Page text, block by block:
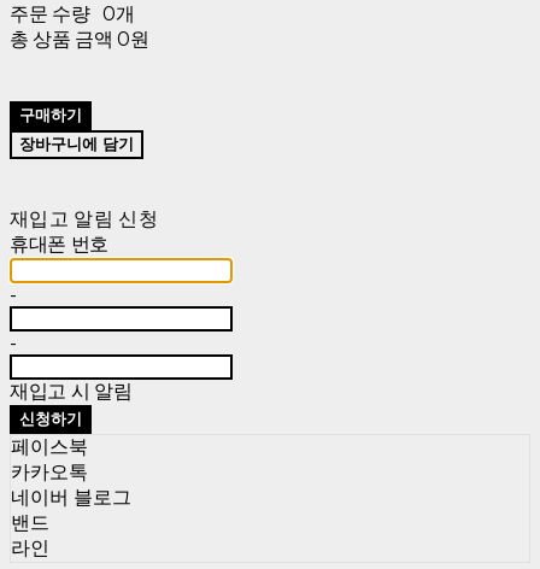
주문 수량 0개
총 상품 금액 0원
구매하기
장바구니에 담기
재입고 알림 신청
휴대폰 번호
-
-
재입고 시 알림
신청하기
페이스북
카카오톡
네이버 블로그
밴드
라인